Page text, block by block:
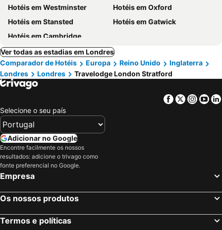
Hotéis em Westminster
Hotéis em Oxford
Hotéis em Stansted
Hotéis em Gatwick
Hotéis em Cambridge
Ver todas as estadias em Londres
Comparador de Hotéis
Europa Reino Unido
Inglaterra
Londres
Londres Travelodge London Stratford
Facebook
Twitter
Selecione o seu país
Adicionar no Google
Encontre facilmente os nossos
resultados: adicione o trivago como
fonte preferencial no Google.
Empresa
Os nossos produtos
Termos e políticas